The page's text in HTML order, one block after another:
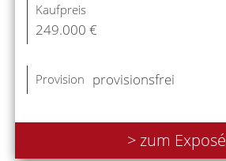
Kaufpreis
249.000 €
Provision provisionsfrei
> zum Exposé